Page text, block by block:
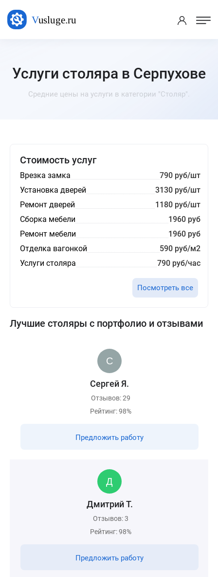
Услуги столяра в Серпухове
Средние цены на услуги в категории "Столяр".
Стоимость услуг
Врезка замка
790 руб/шт
Установка дверей
3130 руб/шт
Ремонт дверей
1180 руб/шт
Сборка мебели
1960 руб
Ремонт мебели
1960 руб
Отделка вагонкой
590 руб/м2
Услуги столяра
790 руб/час
Посмотреть все
Лучшие столяры с портфолио и отзывами
Сергей Я.
Отзывов: 29
Рейтинг: 98%
Предложить работу
Дмитрий Т.
Отзывов: 3
Рейтинг: 98%
Предложить работу